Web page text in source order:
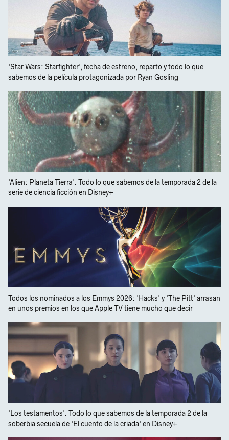
'Star Wars: Starfighter', fecha de estreno, reparto y todo lo que
sabemos de la película protagonizada por Ryan Gosling
'Alien: Planeta Tierra'. Todo lo que sabemos de la temporada 2 de la
serie de ciencia ficción en Disney+
Todos los nominados a los Emmys 2026: 'Hacks' y 'The Pitt' arrasan
en unos premios en los que Apple TV tiene mucho que decir
'Los testamentos'. Todo lo que sabemos de la temporada 2 de la
soberbia secuela de 'El cuento de la criada' en Disney+